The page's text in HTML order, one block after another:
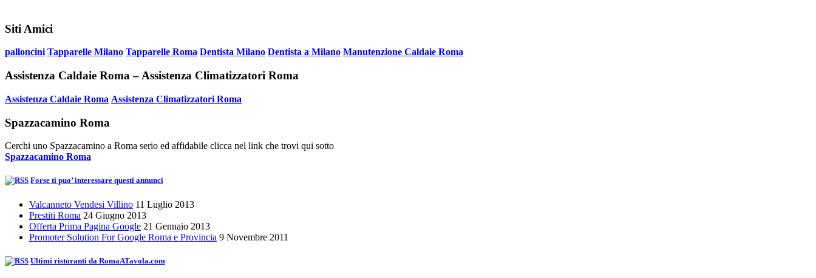
Siti Amici
palloncini Tapparelle Milano Tapparelle Roma Dentista Milano Dentista a Milano Manutenzione Caldaie Roma
Assistenza Caldaie Roma – Assistenza Climatizzatori Roma
Assistenza Caldaie Roma Assistenza Climatizzatori Roma
Spazzacamino Roma
Cerchi uno Spazzacamino a Roma serio ed affidabile clicca nel link che trovi qui sotto
Spazzacamino Roma
Forse ti puo’ interessare questi annunci
Valcanneto Vendesi Villino 11 Luglio 2013
Prestiti Roma 24 Giugno 2013
Offerta Prima Pagina Google 21 Gennaio 2013
Promoter Solution For Google Roma e Provincia 9 Novembre 2011
Ultimi ristoranti da RomaATavola.com